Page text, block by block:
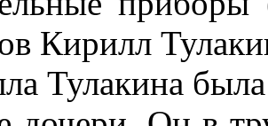
Кирилл
Тулакина